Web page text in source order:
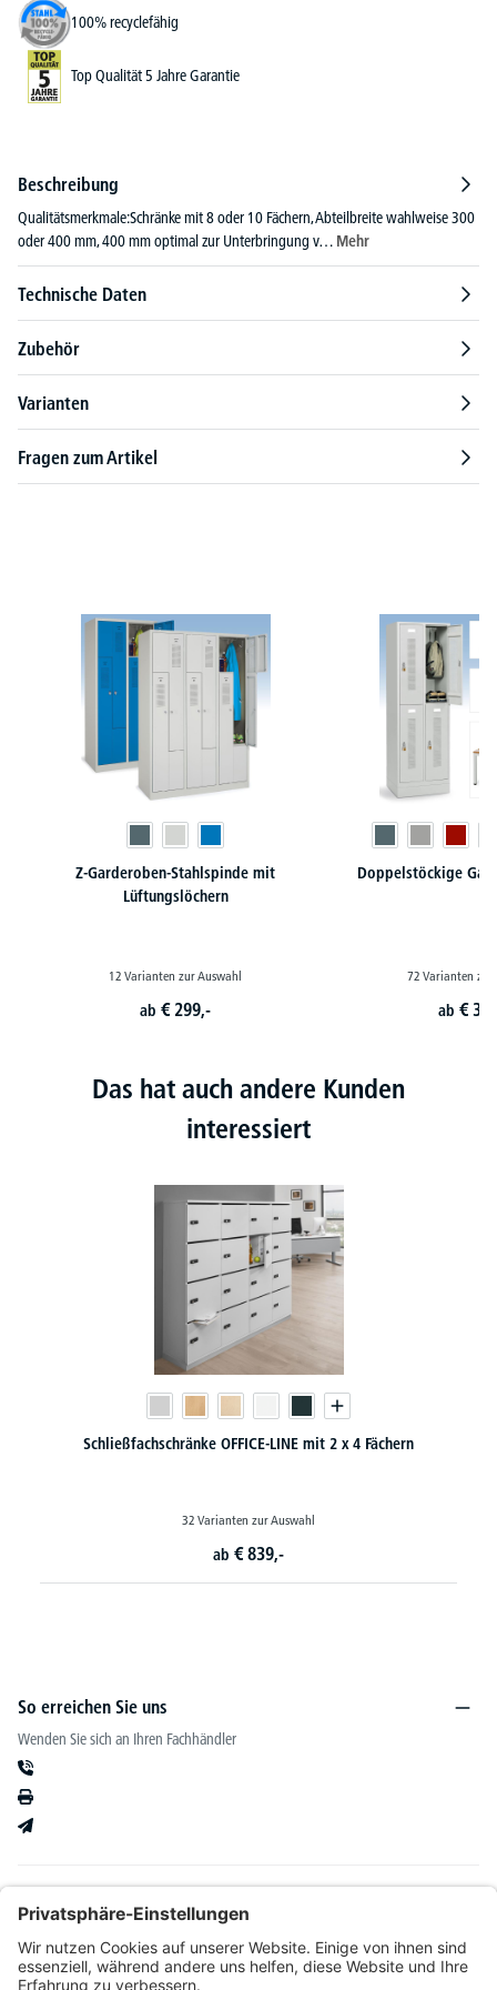
100% recyclefähig
Top Qualität 5 Jahre Garantie
Beschreibung
Qualitätsmerkmale:Schränke mit 8 oder 10 Fächern, Abteilbreite wahlweise 300
oder 400 mm, 400 mm optimal zur Unterbringung v… Mehr
Technische Daten
Zubehör
Varianten
Fragen zum Artikel
Z-Garderoben-Stahlspinde mit
Lüftungslöchern
12 Varianten zur Auswahl
ab€ 299,-
Doppelstöckige
72 Varianten zur
ab€
Das hat auch andere Kunden
interessiert
Schließfachschränke OFFICE-LINE mit 2 x 5
32 Varianten zur Auswahl
So erreichen Sie uns
Wenden Sie sich an Ihren Fachhändler
Kataloge & mehr